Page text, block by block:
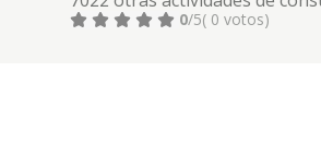
0/5( 0 votos)